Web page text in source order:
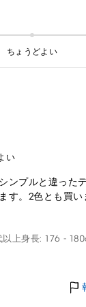
ちょうどよい
い
ンプルと違った
す。2色とも買
以上身長: 176 -